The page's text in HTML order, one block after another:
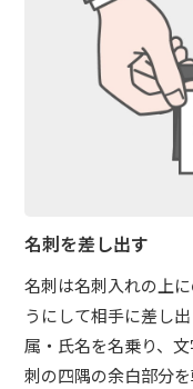
名刺を差し出す
名刺は名刺入れの上
うにして相手に差し
属・氏名を名乗り、
刺の四隅の余白部分